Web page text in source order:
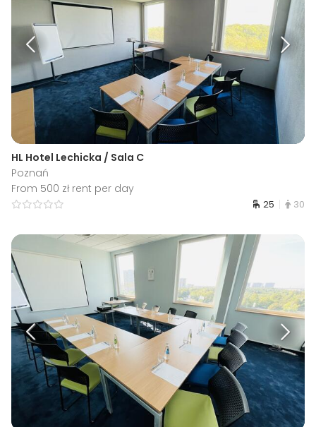
HL Hotel Lechicka / Sala C
Poznań
From 500 zł rent per day
25 30